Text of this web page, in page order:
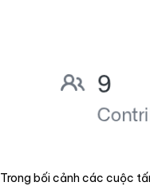
Trong bối cảnh các cuộc